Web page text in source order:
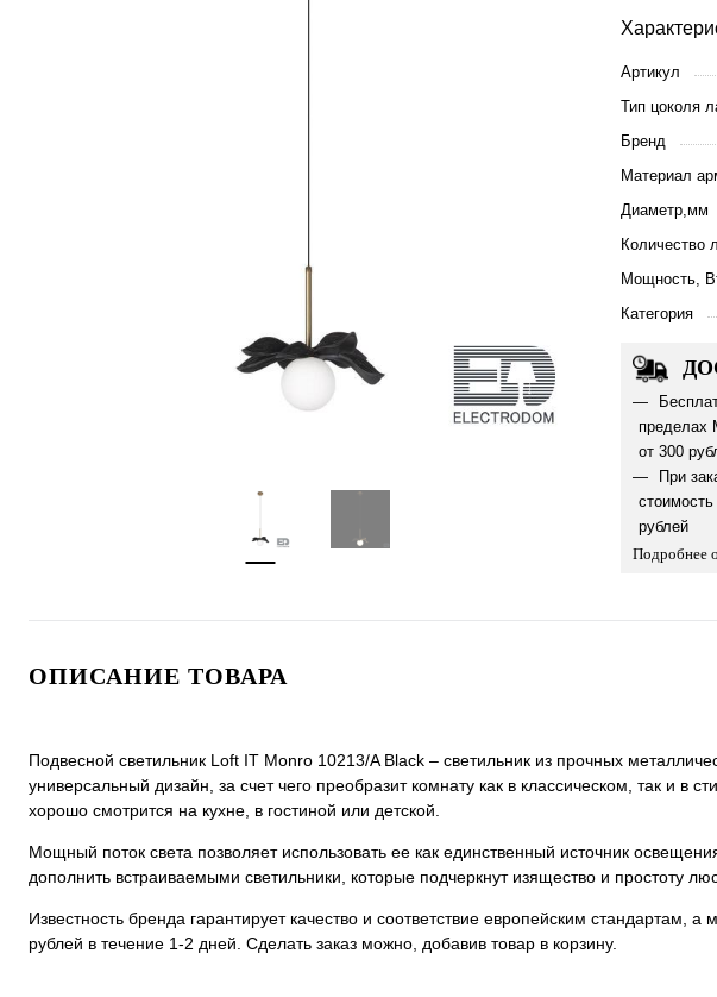
Артикул
Тип цоколя
Бренд
Материал
Диаметр,мм
Количество
Мощность,
Категория
пределах
от 300
При
рублей
Подробнее о
ОПИСАНИЕ ТОВАРА
Подвесной светильник Loft IT Monro 10213/A Black – светильник из прочных
универсальный дизайн, за счет чего преобразит комнату как в классическом, так и в
хорошо смотрится на кухне, в гостиной или детской.
Мощный поток света позволяет использовать ее как единственный источник
дополнить встраиваемыми светильники, которые подчеркнут изящество и простоту
Известность бренда гарантирует качество и соответствие европейским стандартам,
рублей в течение 1-2 дней. Сделать заказ можно, добавив товар в корзину.